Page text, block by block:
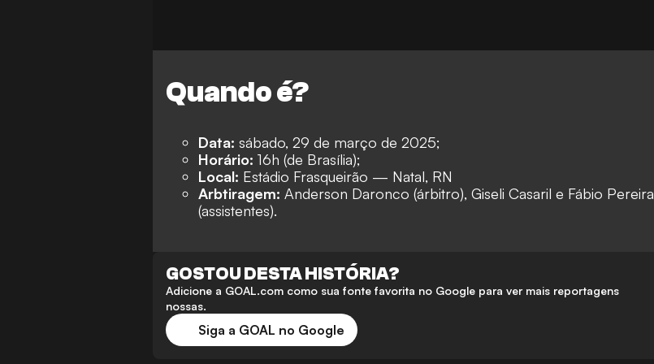
Quando é?
Data: sábado, 29 de março de 2025;
Horário: 16h (de Brasília);
Local: Estádio Frasqueirão — Natal, RN
Arbtiragem: Anderson Daronco (árbitro), Giseli Casaril e Fábio Pereira
(assistentes).
GOSTOU DESTA HISTÓRIA?
Adicione a GOAL.com como sua fonte favorita no Google para ver mais reportagens
nossas.
Siga a GOAL no Google